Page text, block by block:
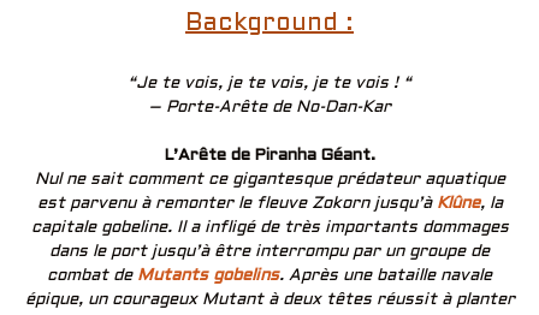
Background :
“Je te vois, je te vois, je te vois ! “
– Porte-Arête de No-Dan-Kar
L’Arête de Piranha Géant.
Nul ne sait comment ce gigantesque prédateur aquatique
est parvenu à remonter le fleuve Zokorn jusqu’à Klûne, la
capitale gobeline. Il a infligé de très importants dommages
dans le port jusqu’à être interrompu par un groupe de
combat de Mutants gobelins. Après une bataille navale
épique, un courageux Mutant à deux têtes réussit à planter